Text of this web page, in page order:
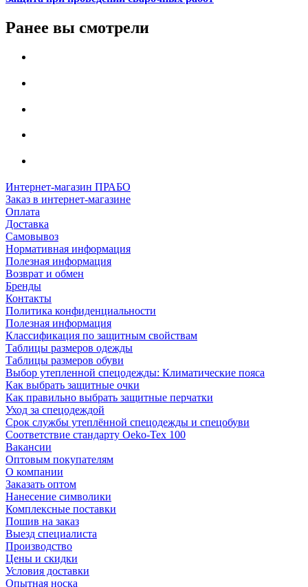
Ранее вы смотрели
Интернет-магазин ПРАБО
Заказ в интернет-магазине
Оплата
Доставка
Самовывоз
Нормативная информация
Полезная информация
Возврат и обмен
Бренды
Контакты
Политика конфиденциальности
Полезная информация
Классификация по защитным свойствам
Таблицы размеров одежды
Таблицы размеров обуви
Выбор утепленной спецодежды: Климатические пояса
Как выбрать защитные очки
Как правильно выбрать защитные перчатки
Уход за спецодеждой
Срок службы утеплённой спецодежды и спецобуви
Соответствие стандарту Oeko-Tex 100
Вакансии
Оптовым покупателям
О компании
Заказать оптом
Нанесение символики
Комплексные поставки
Пошив на заказ
Выезд специалиста
Производство
Цены и скидки
Условия доставки
Опытная носка